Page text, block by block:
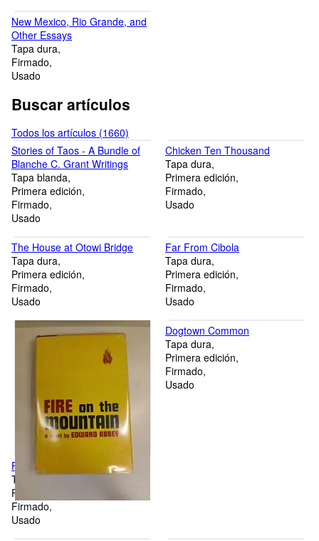
New Mexico, Rio Grande, and
Other Essays
Tapa dura
Firmado
Usado
Buscar artículos
Todos los artículos (1660)
Stories of Taos - A Bundle of
Blanche C. Grant Writings
Tapa blanda
Primera edición
Firmado
Usado
Chicken Ten Thousand
Tapa dura
Primera edición
Firmado
Usado
The House at Otowi Bridge
Tapa dura
Primera edición
Firmado
Usado
Far From Cibola
Tapa dura
Primera edición
Firmado
Usado
Fire on the Mountain
Tapa dura
Primera edición
Firmado
Usado
Dogtown Common
Tapa dura
Primera edición
Firmado
Usado